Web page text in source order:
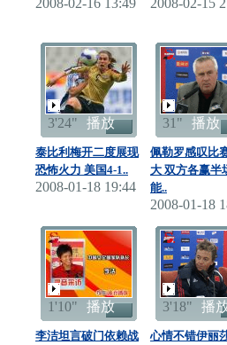
3'24" 播放
泰比利梅开二度展现
恐怖火力 美国4-1..
2008-01-18 19:44
31" 播放
佩勒罗感叹比
大 双方各赢半
能..
2008-01-18
1'10" 播放
李洁坦言破门依赖战
3'18" 播
心情不错伊丽